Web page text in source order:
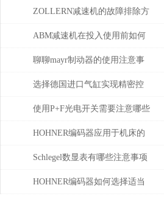
用寿命
ZOLLERN减速机的故障排除方
法有哪些
ABM减速机在投入使用前如何
安装
聊聊mayr制动器的使用注意事
项
选择德国进口气缸实现精密控
制和动力传输
使用P+F光电开关需要注意哪些
问题？
HOHNER编码器应用于机床的
位移测量和主轴控制
Schlegel数显表有哪些注意事项
HOHNER编码器如何选择适当